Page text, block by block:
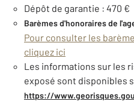
Dépôt de garantie : 470 €
Barèmes d'honoraires de
Pour consulter les
cliquez ici
Les informations sur les
exposé sont disponibles
https://